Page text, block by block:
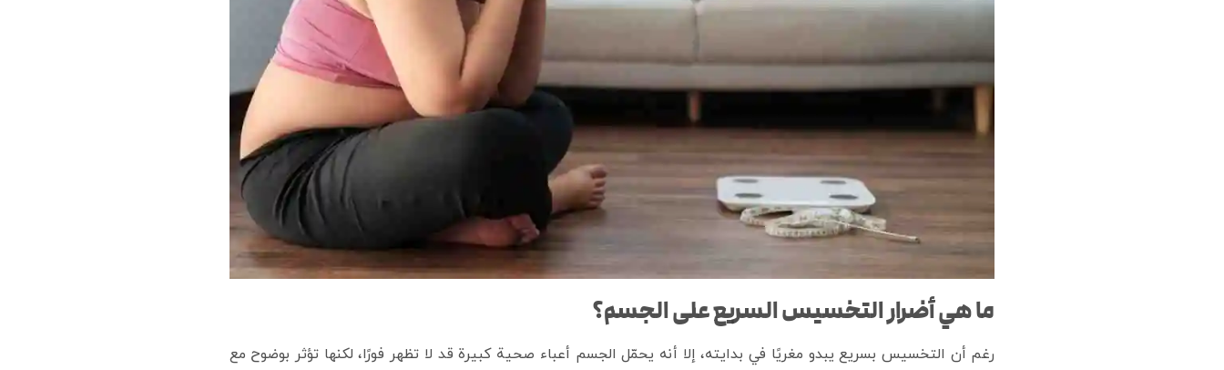
ما هي أضرار التخسيس السريع على الجسم؟
رغم أن التخسيس بسريع يبدو مغريًا في بدايته، إلا أنه يحمّل الجسم أعباء صحية كبيرة قد لا تظهر فورًا، لكنها تؤثر بوضوح مع